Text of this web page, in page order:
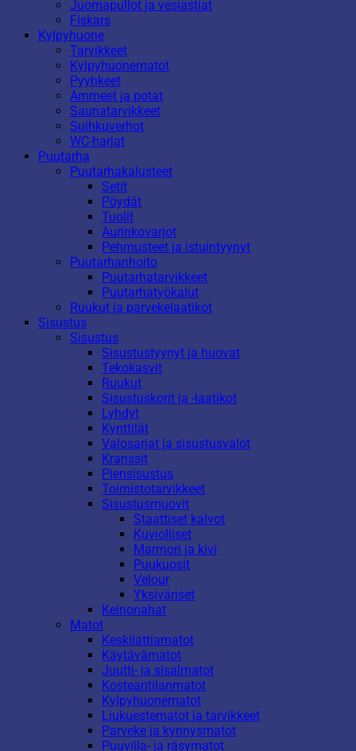
Juomapullot ja vesiastiat
Fiskars
Kylpyhuone
Tarvikkeet
Kylpyhuonematot
Pyyhkeet
Ammeet ja potat
Saunatarvikkeet
Suihkuverhot
WC-harjat
Puutarha
Puutarhakalusteet
Setit
Pöydät
Tuolit
Aurinkovarjot
Pehmusteet ja istuintyynyt
Puutarhanhoito
Puutarhatarvikkeet
Puutarhatyökalut
Ruukut ja parvekelaatikot
Sisustus
Sisustus
Sisustustyynyt ja huovat
Tekokasvit
Ruukut
Sisustuskorit ja -laatikot
Lyhdyt
Kynttilät
Valosarjat ja sisustusvalot
Kranssit
Piensisustus
Toimistotarvikkeet
Sisustusmuovit
Staattiset kalvot
Kuviolliset
Marmori ja kivi
Puukuosit
Velour
Yksiväriset
Keinonahat
Matot
Keskilattiamatot
Käytävämatot
Juutti- ja sisalmatot
Kosteantilanmatot
Kylpyhuonematot
Liukuestematot ja tarvikkeet
Parveke ja kynnysmatot
Puuvilla- ja räsymatot